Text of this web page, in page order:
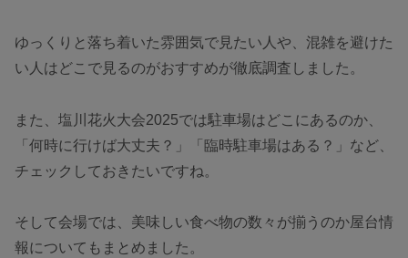
ゆっくりと落ち着いた雰囲気で見たい人や、混雑を避けた
い人はどこで見るのがおすすめが徹底調査しました。
また、塩川花火大会2025では駐車場はどこにあるのか、
「何時に行けば大丈夫？」「臨時駐車場はある？」など、
チェックしておきたいですね。
そして会場では、美味しい食べ物の数々が揃うのか屋台情
報についてもまとめました。